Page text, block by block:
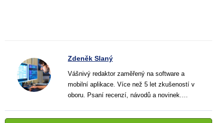
Zdeněk Slaný
Vášnivý redaktor zaměřený na software a
mobilní aplikace. Více než 5 let zkušeností v
oboru. Psaní recenzí, návodů a novinek.
pomáhají čtenářům lépe porozumět a využít